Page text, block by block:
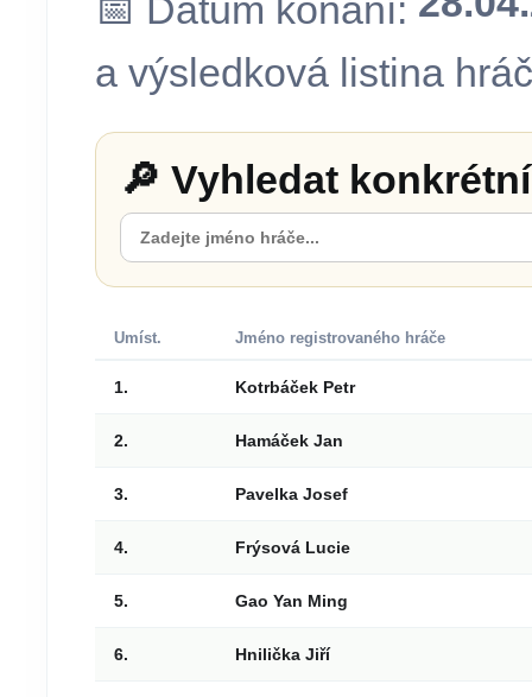
📅 Datum konání:
a výsledková listina
🔎 Vyhledat
Umíst. Jméno registrovaného hráče
1. Kotrbáček Petr
2. Hamáček Jan
3. Pavelka Josef
4. Frýsová Lucie
5. Gao Yan Ming
6. Hnilička Jiří